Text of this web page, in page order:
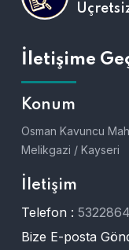
İletişime
Konum
Osman Kavuncu
Melikgazi / Kayseri
İletişim
Telefon :
Bize E-posta